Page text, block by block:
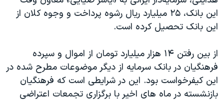
این بانک، ۲۵ میلیارد ریال رشوه پرداخت و وجوه کلان از
این بانک تحصیل کرده است.
از بین رفتن ۱۴ هزار میلیارد تومان از اموال و سپرده
فرهنگیان در بانک سرمایه از دیگر موضوعات مطرح شده در
این کیفرخواست بود. این در شرایطی است که فرهنگیان
بازنشسته در ماه های اخیر با برگزاری تجمعات اعتراضی